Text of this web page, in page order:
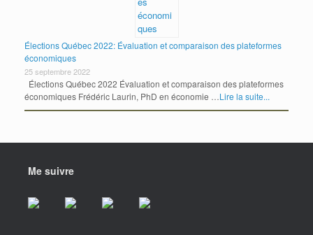
Élections Québec 2022: Évaluation et comparaison des plateformes
économiques
25 septembre 2022
Élections Québec 2022 Évaluation et comparaison des plateformes
économiques Frédéric Laurin, PhD en économie …Lire la suite...
Me suivre